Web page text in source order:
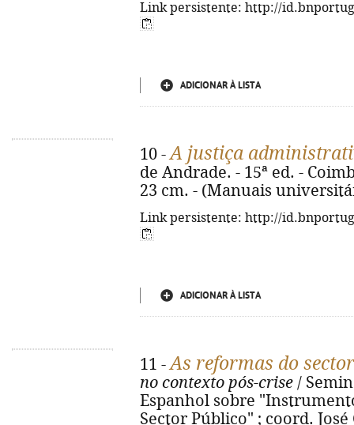
Link persistente: http://
ADICIONAR À LISTA
10 -A justiça
de Andrade. - 15ª ed. -
23 cm. - (Manuais
Link persistente: http://
ADICIONAR À LISTA
11 -As reformas do
no contexto pós-crise /
Espanhol sobre
Sector Público" ; coord.